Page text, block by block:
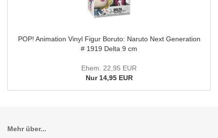
POP! Animation Vinyl Figur Boruto: Naruto Next Generation
# 1919 Delta 9 cm
Ehem. 22,95 EUR
Nur 14,95 EUR
Mehr über...